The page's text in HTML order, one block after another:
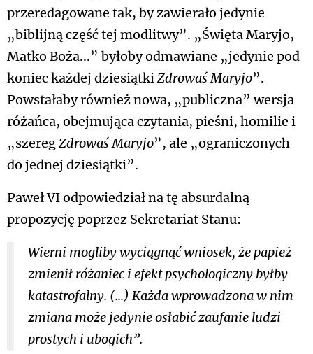
przeredagowane tak, by zawierało jedynie
„biblijną część tej modlitwy”. „Święta Maryjo,
Matko Boża...” byłoby odmawiane „jedynie pod
koniec każdej dziesiątkiZdrowaś Maryjo”.
Powstałaby również nowa, „publiczna” wersja
różańca, obejmująca czytania, pieśni, homilie i
„szeregZdrowaś Maryjo”, ale „ograniczonych
do jednej dziesiątki”.
Paweł VI odpowiedział na tę absurdalną
propozycję poprzez Sekretariat Stanu:
Wierni mogliby wyciągnąć wniosek, że papież
zmienił różaniec i efekt psychologiczny byłby
katastrofalny. (...) Każda wprowadzona w nim
zmiana może jedynie osłabić zaufanie ludzi
prostych i ubogich”.